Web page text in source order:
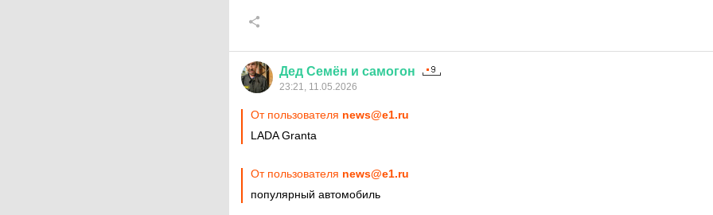
Дед Семён и самогон
23:21, 11.05.2026
От пользователя news@e1.ru
LADA Granta
От пользователя news@e1.ru
популярный автомобиль